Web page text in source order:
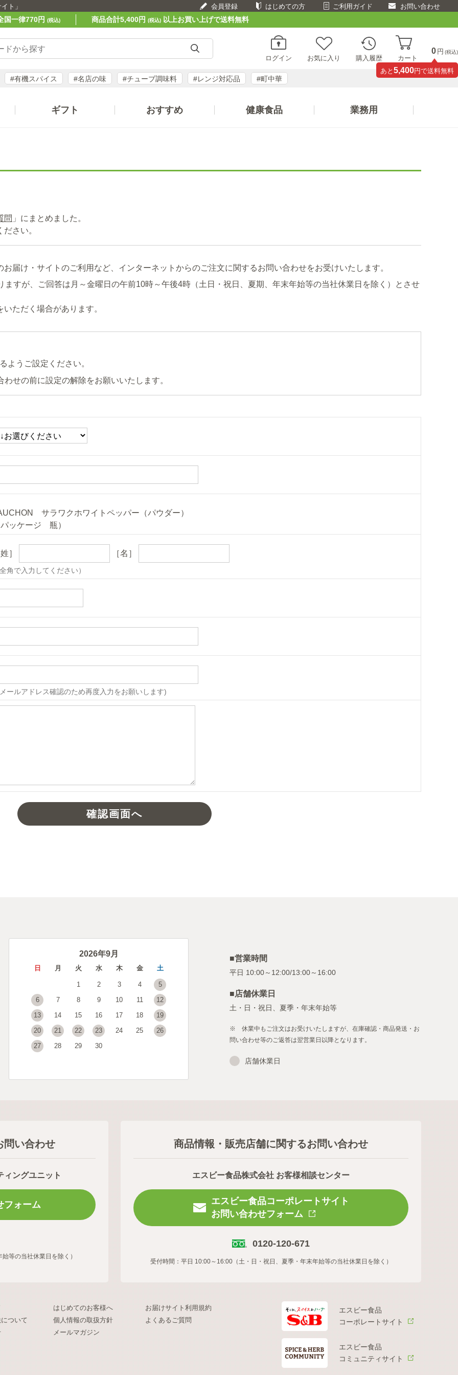
ト」 会員登録 はじめての方 ご利用ガイド お問い合わせ
国一律770円 (税込) 商品合計5,400円 (税込)以上お買い上げで送料無料
ログイン お気に入り 購入履歴 カート
0 円 (税込)
あと 5,400円で送料無料
#有機スパイス #名店の味 #チューブ調味料 #レンジ対応品 #町中華
ギフト おすすめ 健康食品 業務用
問 」にまとめました。
さい。
届け・サイトのご利用など、インターネットからのご注文に関するお問い合わせをお受けいたします。
すが、ご回答は月～金曜日の午前10時～午後4時（土日・祝日、夏期、年末年始等の当社休業日を除く）とさせ
ただく場合があります。
ようご設定ください。
せの前に設定の解除をお願いいたします。
サラワクホワイトペッパー（パウダー）
ッケージ 瓶）
］ ［名］
角で入力してください）
ールアドレス確認のため再度入力をお願いします)
2026年9月
日 月 火 水 木 金 土
1 2 3 4
5
6
7 8 9 10 11
12
13
14 15 16 17 18
19
20
21 22 23 24 25
26
27
28 29 30
■営業時間
■店舗休業日
土・日・祝日、夏季・年末年始等
※ 休業中もご注文はお受けいたしますが、在庫確認・商品発送・お
問い合わせ等のご返答は翌営業日以降となります。
店舗休業日
問い合わせ
ィングユニット
フォーム
等の当社休業日を除く）
商品情報・販売店舗に関するお問い合わせ
エスビー食品株式会社 お客様相談センター
エスビー食品コーポレートサイト
お問い合わせフォーム
0120-120-671
受付時間：平日 10:00～16:00（土・日・祝日、夏季・年末年始等の当社休業日を除く）
はじめてのお客様へ
お届けサイト利用規約
ついて
個人情報の取扱方針
よくあるご質問
メールマガジン
エスビー食品
コーポレートサイト
エスビー食品
コミュニティサイト